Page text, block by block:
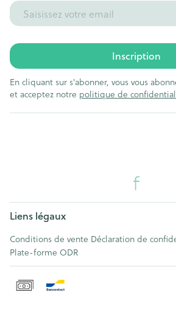
Adresse mail
Inscription
En cliquant sur s'abonner, vous vous
et acceptez notre politique de
Liens légaux
Conditions de vente Déclaration de
Plate-forme ODR